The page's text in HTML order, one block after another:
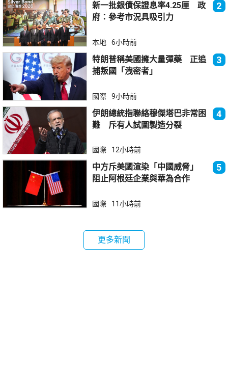
新一批銀債保證息率4.25厘 政
府：參考市況具吸引力
2
本地 6小時前
特朗普稱美國擁大量彈藥 正追
捕叛國「洩密者」
3
國際 9小時前
伊朗總統指聯絡穆傑塔巴非常困
難 斥有人試圖製造分裂
4
國際 12小時前
中方斥美國渲染「中國威脅」
阻止阿根廷企業與華為合作
5
國際 11小時前
更多新聞